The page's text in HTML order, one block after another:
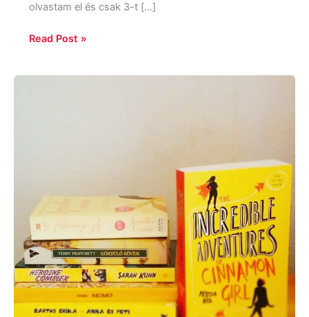
olvastam el és csak 3-t […]
Read Post »